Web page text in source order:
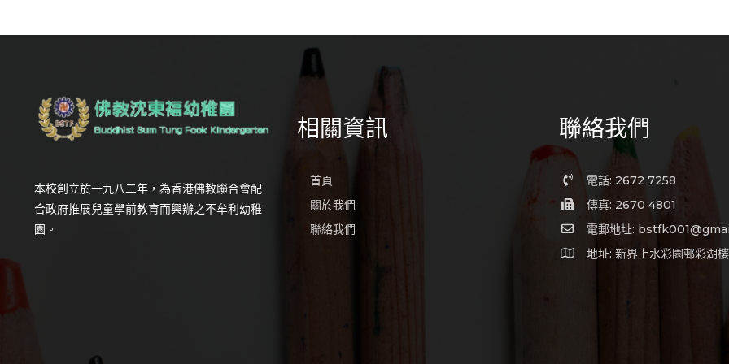
本校創立於一九八二年，為香港佛教聯合會配
合政府推展兒童學前教育而興辦之不牟利幼稚
園。
相關資訊
首頁
關於我們
聯絡我們
聯絡我們
電話: 2672 7258
傳真: 2670 4801
電郵地址:
地址: 新界上水彩園邨彩湖